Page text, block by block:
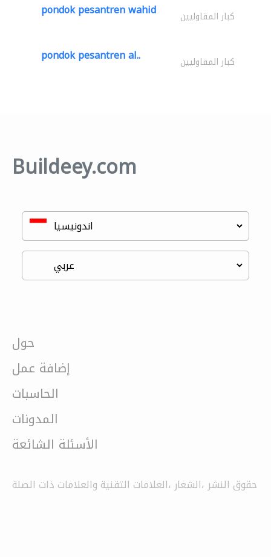
pondok pesantren wahid كبار المقاوليين
pondok pesantren al.. كبار المقاوليين
Buildeey.com
حول
إضافة عمل
الحاسبات
المدونات
الأسئلة الشائعة
حقوق النشر ،الشعار ،العلامات التقنية والعلامات ذات الصلة